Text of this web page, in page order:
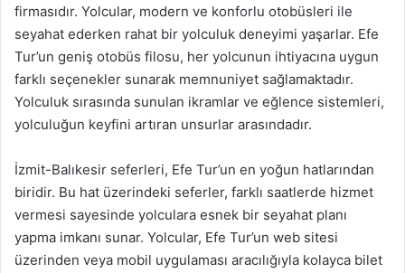
firmasıdır. Yolcular, modern ve konforlu otobüsleri ile
seyahat ederken rahat bir yolculuk deneyimi yaşarlar. Efe
Tur’un geniş otobüs filosu, her yolcunun ihtiyacına uygun
farklı seçenekler sunarak memnuniyet sağlamaktadır.
Yolculuk sırasında sunulan ikramlar ve eğlence sistemleri,
yolculuğun keyfini artıran unsurlar arasındadır.
İzmit-Balıkesir seferleri, Efe Tur’un en yoğun hatlarından
biridir. Bu hat üzerindeki seferler, farklı saatlerde hizmet
vermesi sayesinde yolculara esnek bir seyahat planı
yapma imkanı sunar. Yolcular, Efe Tur’un web sitesi
üzerinden veya mobil uygulaması aracılığıyla kolayca bilet